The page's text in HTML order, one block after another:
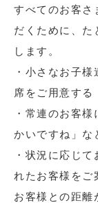
すべてのお客さ
だくために、た
します。
・小さなお子
席をご用意する
・常連のお客
かいですね」な
・状況に応じ
れたお客様を
お客様との距離